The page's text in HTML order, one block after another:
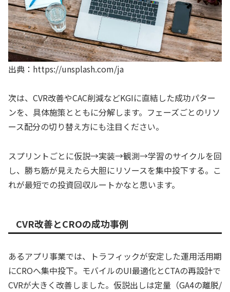
出典：https://unsplash.com/ja
次は、CVR改善やCAC削減などKGIに直結した成功パター
ンを、具体施策とともに分解します。フェーズごとのリソ
ース配分の切り替え方にも注目ください。
スプリントごとに仮説→実装→観測→学習のサイクルを回
し、勝ち筋が見えたら大胆にリソースを集中投下する。こ
れが最短での投資回収ルートかなと思います。
CVR改善とCROの成功事例
あるアプリ事業では、トラフィックが安定した運用活用期
にCROへ集中投下。モバイルのUI最適化とCTAの再設計で
CVRが大きく改善しました。仮説出しは定量（GA4の離脱/